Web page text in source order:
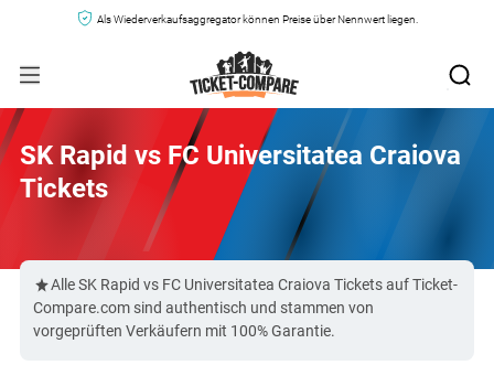
Als Wiederverkaufsaggregator können Preise über Nennwert liegen.
SK Rapid vs FC Universitatea Craiova
Tickets
Alle SK Rapid vs FC Universitatea Craiova Tickets auf Ticket-
Compare.com sind authentisch und stammen von
vorgeprüften Verkäufern mit 100% Garantie.